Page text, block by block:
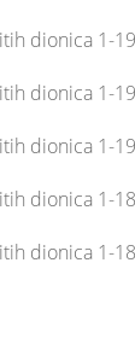
dionica 1-
dionica 1-
dionica 1-
dionica 1-
dionica 1-